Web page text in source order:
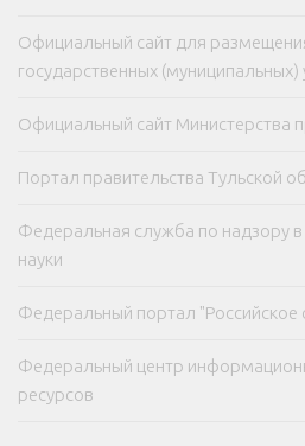
Официальный сайт для
государственных
Официальный сайт Министерства
Портал правительства Тульской
Федеральная служба по надзору
науки
Федеральный портал "Российское
Федеральный центр
ресурсов